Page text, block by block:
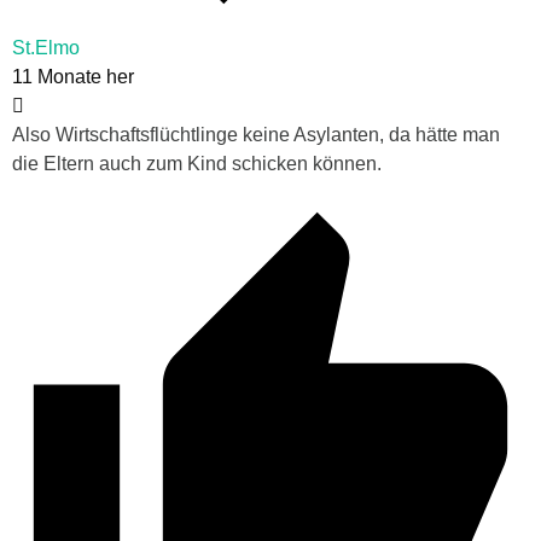
St.Elmo
11 Monate her
Also Wirtschaftsflüchtlinge keine Asylanten, da hätte man
die Eltern auch zum Kind schicken können.